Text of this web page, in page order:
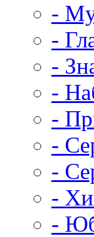
-
-
-
-
-
-
-
-
-